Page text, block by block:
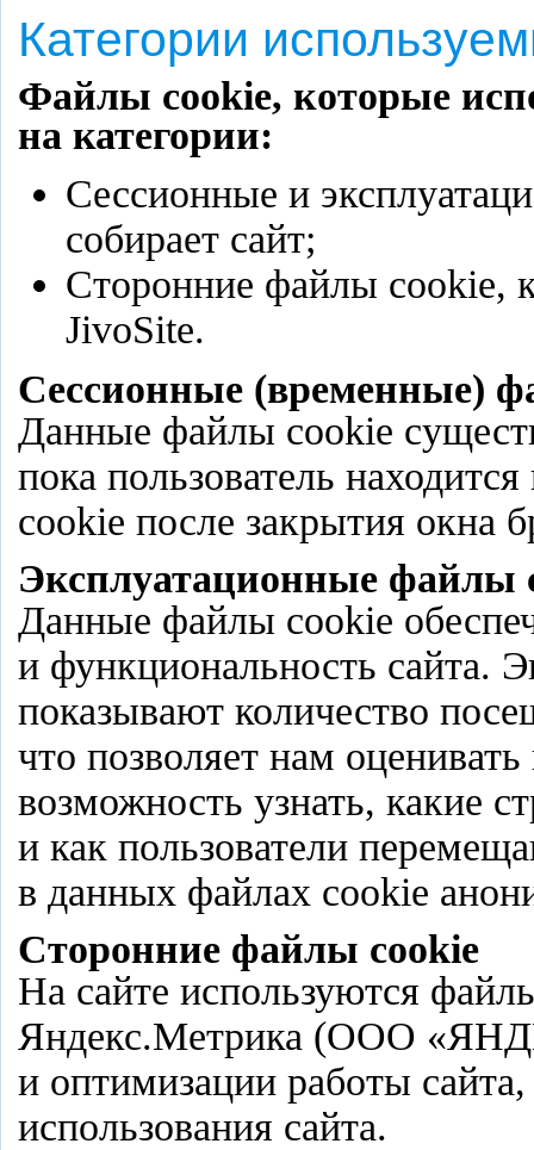
Категории
Файлы cookie, которые
на категории:
Сессионные и
собирает сайт;
Сторонние файлы сookie,
JivoSite.
Сессионные (временные)
Данные файлы cookie
пока пользователь
cookie после закрытия окна
Эксплуатационные файлы
Данные файлы cookie
и функциональность сайта.
показывают количество
что позволяет нам
возможность узнать, какие
и как пользователи
в данных файлах cookie
Сторонние файлы cookie
На сайте используются
Яндекс.Метрика (ООО
и оптимизации работы сайта,
использования сайта.